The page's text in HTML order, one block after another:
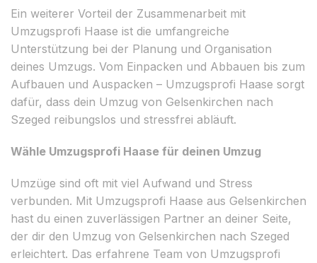
Ein weiterer Vorteil der Zusammenarbeit mit
Umzugsprofi Haase ist die umfangreiche
Unterstützung bei der Planung und Organisation
deines Umzugs. Vom Einpacken und Abbauen bis zum
Aufbauen und Auspacken – Umzugsprofi Haase sorgt
dafür, dass dein Umzug von Gelsenkirchen nach
Szeged reibungslos und stressfrei abläuft.
Wähle Umzugsprofi Haase für deinen Umzug
Umzüge sind oft mit viel Aufwand und Stress
verbunden. Mit Umzugsprofi Haase aus Gelsenkirchen
hast du einen zuverlässigen Partner an deiner Seite,
der dir den Umzug von Gelsenkirchen nach Szeged
erleichtert. Das erfahrene Team von Umzugsprofi